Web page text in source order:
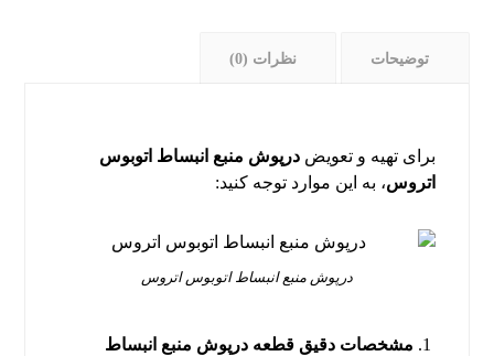
توضیحات نظرات (0)
برای تهیه و تعویضدرپوش منبع انبساط اتوبوس
اتروس، به این موارد توجه کنید:
درپوش منبع انبساط اتوبوس اتروس
مشخصات دقیق قطعه درپوش منبع انبساط